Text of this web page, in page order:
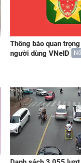
Thông báo quan
người dùng VNeID